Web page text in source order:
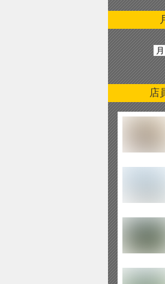
月
別
ア
ー
カ
イ
店